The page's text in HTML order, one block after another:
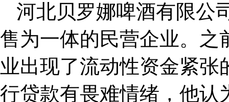
河北贝罗娜啤酒有限公
售为一体的民营企业。之
业出现了流动性资金紧
行贷款有畏难情绪，他认